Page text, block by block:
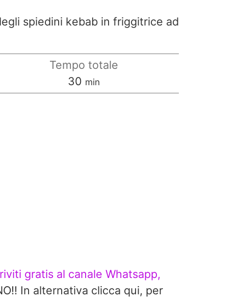
spiedini kebab in friggitrice ad
Tempo totale
30 minuti
min
gratis al canale Whatsapp,
In alternativa clicca qui, per